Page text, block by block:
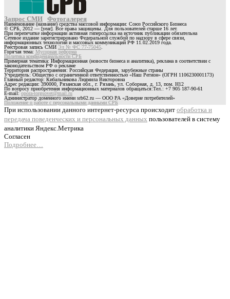
Запрос СМИ Фотогалерея
Наименование (название) средства массовой информации: Союз Российского Бизнеса
© СРБ, 2012 — [year]. Все права защищены. Для пользователей старше 16 лет.
При перепечатке информации активная гиперссылка на источник публикации обязательна
Сетевое издание зарегистрировано Федеральной службой по надзору в сфере связи,
информационных технологий и массовых коммуникаций РФ 11.02.2019 года.
Реестровая запись СМИ Эл № ФС 77-75045
Горячая тема: Мусорная реформа
Политика конфиденциальности СРБ
Примерная тематика: Информационная (новости бизнеса и аналитика), реклама в соответствии с
законодательством РФ о рекламе
Территория распространения: Российская Федерация, зарубежные страны
Учредитель: Общество с ограниченной ответственностью «Наш Регион» (ОГРН 1106230001173)
Главный редактор: Кибальникова Людмила Викторовна
Адрес редакции: 390000, Рязанская обл., г. Рязань, ул. Соборная, д. 13, пом. Н12
По вопросу приобретения информационных материалов обращаться:Тел.: +7 905 187-90-61
E-mail:opora-torgsovet@mail.ru
Администратор доменного имени srb62.ru — ООО РА «Доверие потребителей»
Положение о работе с персональными данными СРБ
При использовании данного интернет-ресурса происходит обработка и
передача поведенческих и персональных данных пользователей в систему
аналитики Яндекс.Метрика
Согласен
Подробнее…